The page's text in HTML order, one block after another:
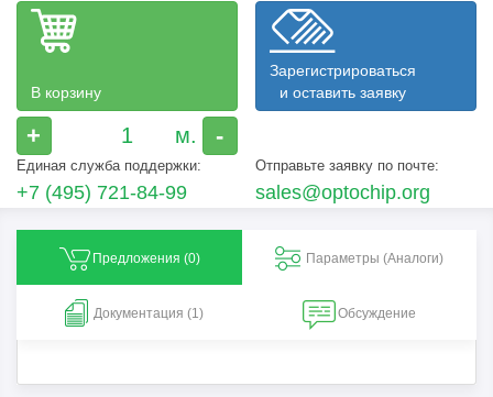
В корзину
+ -
Зарегистрироваться
и оставить заявку
Единая служба поддержки:
+7 (495) 721-84-99
Отправьте заявку по почте:
sales@optochip.org
Предложения (0) Параметры (Aналоги)
Документация (1) Обсуждение